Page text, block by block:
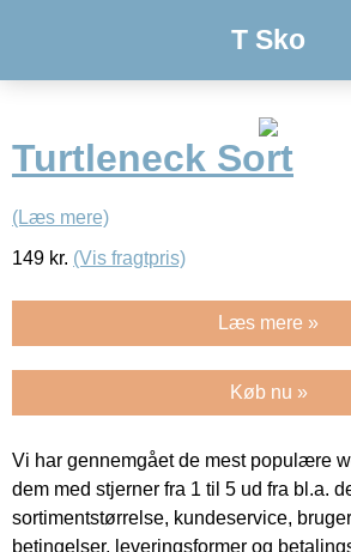
T Sko
Turtleneck Sort
(Læs mere)
149 kr. (Vis fragtpris)
Læs mere »
Køb nu »
Vi har gennemgået de mest populære
dem med stjerner fra 1 til 5 ud fra bl.a.
sortimentstørrelse, kundeservice,
betingelser, leveringsformer og